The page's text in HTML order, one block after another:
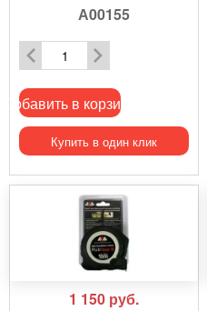
А00155
Добавить в корзину
Купить в один клик
1 150 руб.